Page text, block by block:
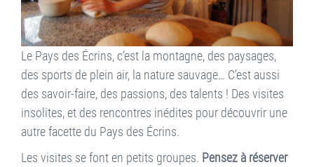
Le Pays des Écrins, c’est la montagne, des paysages,
des sports de plein air, la nature sauvage… C’est aussi
des savoir-faire, des passions, des talents ! Des visites
insolites, et des rencontres inédites pour découvrir une
autre facette du Pays des Écrins.
Les visites se font en petits groupes. Pensez à réserver